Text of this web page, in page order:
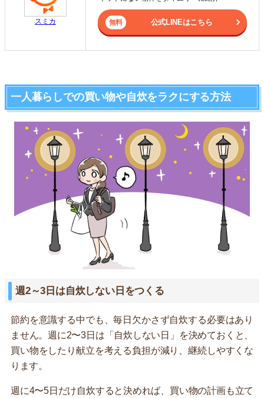
スミカ 公式LINEはこちら
一人暮らしでの買い物や自炊をラクにする方法
週2～3日は自炊しない日をつくる
節約を意識する中でも、毎日欠かさず自炊する必要はあり
ません。週に2〜3日は「自炊しない日」を決めておくと、
買い物をしたり献立を考える負担が減り、継続しやすくな
ります。
週に4〜5日だけ自炊すると決めれば、買い物の計画も立て